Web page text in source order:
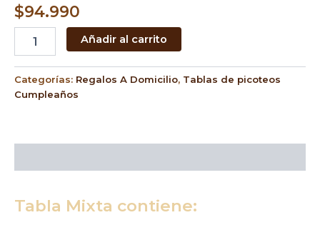
$94.990
Añadir al carrito
Categorías: Regalos A Domicilio, Tablas de picoteos
Cumpleaños
Tabla Mixta contiene: